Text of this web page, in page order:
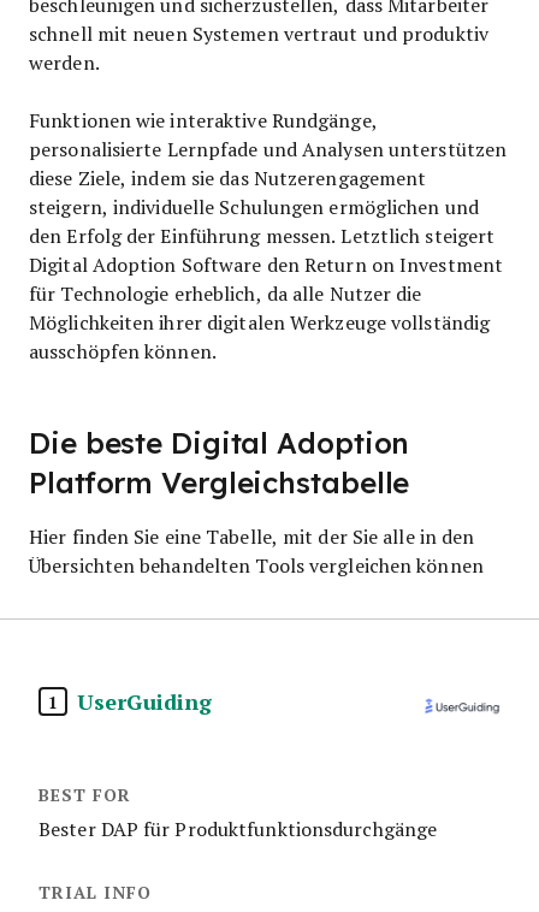
schnell mit neuen Systemen vertraut und produktiv
werden.
Funktionen wie interaktive Rundgänge,
personalisierte Lernpfade und Analysen unterstützen
diese Ziele, indem sie das Nutzerengagement
steigern, individuelle Schulungen ermöglichen und
den Erfolg der Einführung messen. Letztlich steigert
Digital Adoption Software den Return on Investment
für Technologie erheblich, da alle Nutzer die
Möglichkeiten ihrer digitalen Werkzeuge vollständig
ausschöpfen können.
Die beste Digital Adoption
Platform Vergleichstabelle
Hier finden Sie eine Tabelle, mit der Sie alle in den
Übersichten behandelten Tools vergleichen können
1 UserGuiding
Bester DAP für Produktfunktionsdurchgänge